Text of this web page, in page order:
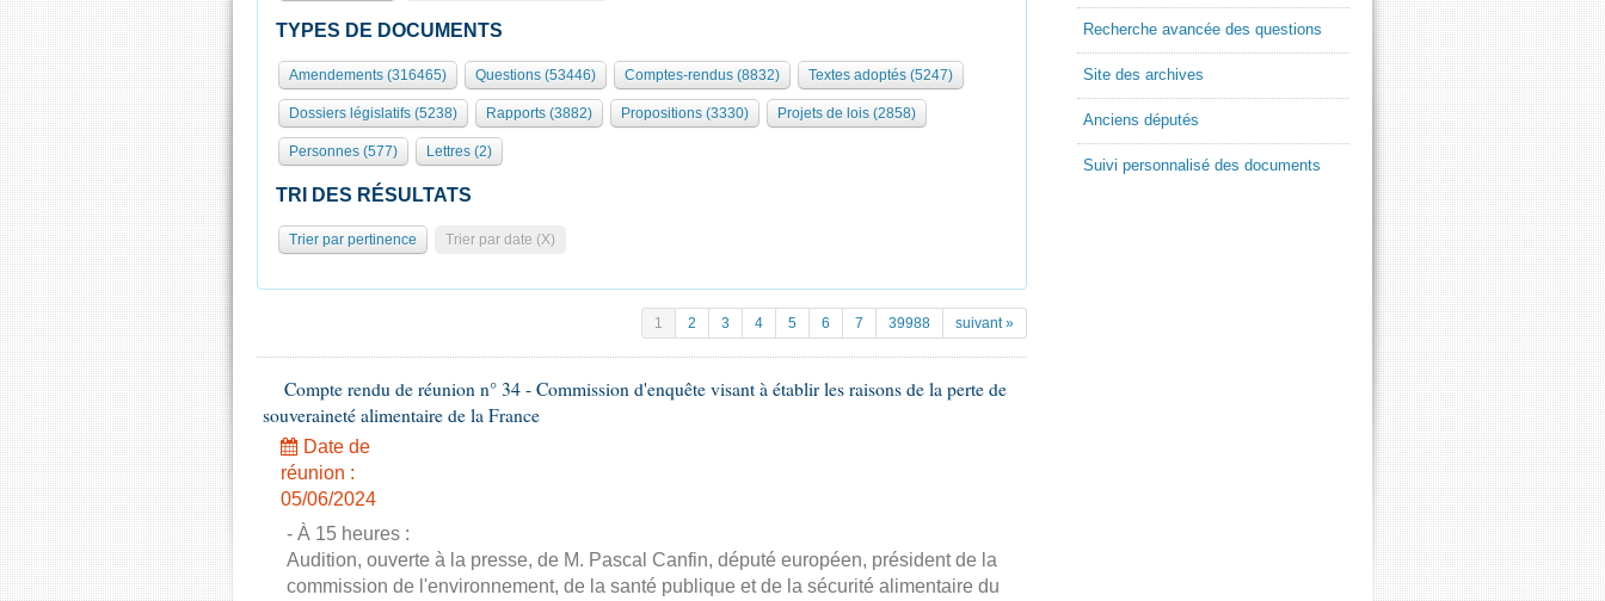
TYPES DE DOCUMENTS
Amendements (316465) Questions (53446) Comptes-rendus (8832) Textes adoptés (5247)
Dossiers législatifs (5238) Rapports (3882) Propositions (3330) Projets de lois (2858)
Personnes (577) Lettres (2)
TRI DES RÉSULTATS
Trier par pertinence Trier par date (X)
1 2 3 4 5 6 7 39988 suivant »
Compte rendu de réunion n° 34 - Commission d'enquête visant à établir les raisons de la perte de
souveraineté alimentaire de la France
Date de
réunion :
05/06/2024
- À 15 heures :
Audition, ouverte à la presse, de M. Pascal Canfin, député européen, président de la
commission de l'environnement, de la santé publique et de la sécurité alimentaire du
Recherche avancée des questions
Site des archives
Anciens députés
Suivi personnalisé des documents